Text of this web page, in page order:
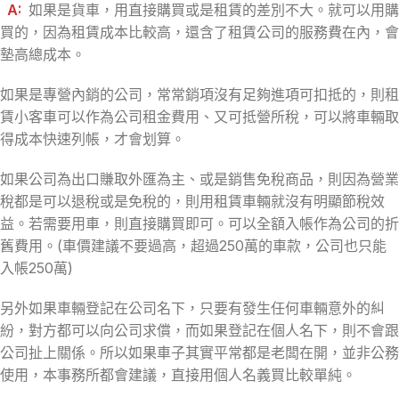
A: 如果是貨車，用直接購買或是租賃的差別不大。就可以用購
買的，因為租賃成本比較高，還含了租賃公司的服務費在內，會
墊高總成本。
如果是專營內銷的公司，常常銷項沒有足夠進項可扣抵的，則租
賃小客車可以作為公司租金費用、又可抵營所稅，可以將車輛取
得成本快速列帳，才會划算。
如果公司為出口賺取外匯為主、或是銷售免稅商品，則因為營業
稅都是可以退稅或是免稅的，則用租賃車輛就沒有明顯節稅效
益。若需要用車，則直接購買即可。可以全額入帳作為公司的折
舊費用。(車價建議不要過高，超過250萬的車款，公司也只能
入帳250萬)
另外如果車輛登記在公司名下，只要有發生任何車輛意外的糾
紛，對方都可以向公司求償，而如果登記在個人名下，則不會跟
公司扯上關係。所以如果車子其實平常都是老闆在開，並非公務
使用，本事務所都會建議，直接用個人名義買比較單純。